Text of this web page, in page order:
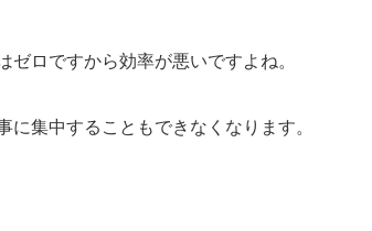
ロですから効率が悪いですよね。
集中することもできなくなります。